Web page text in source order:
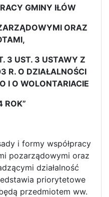
GMINY IŁÓW
ORAZ
3 UST. 3 USTAWY Z
R. O DZIAŁALNOŚCI
I O WOLONTARIACIE
ROK”
i formy współpracy
pozarządowymi oraz
działalność
priorytetowe
przedmiotem ww.